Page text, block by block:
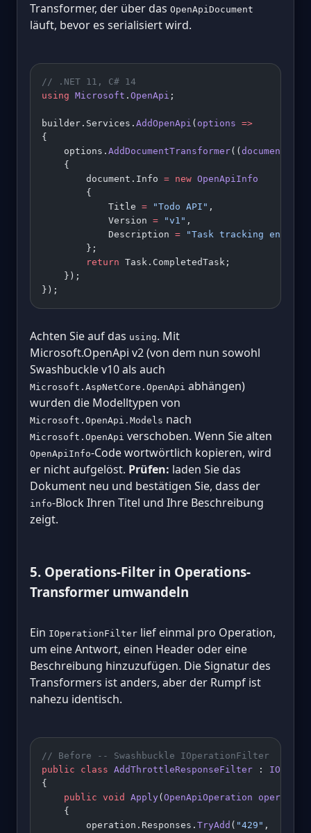
Transformer, der über das OpenApiDocument
läuft, bevor es serialisiert wird.
// .NET 11, C# 14
using Microsoft . OpenApi ;
builder.Services. AddOpenApi ( options =>
{
    options.
AddDocumentTransformer(( document
    {
        document.Info
= new OpenApiInfo
        {
            Title
= "Todo API" ,
            Version
= "v1" ,
            Description
= "Task tracking
        };
        return
Task.CompletedTask;
    });
});
Achten Sie auf das using. Mit
Microsoft.OpenApi v2 (von dem nun sowohl
Swashbuckle v10 als auch
Microsoft.AspNetCore.OpenApi abhängen)
wurden die Modelltypen von
Microsoft.OpenApi.Models nach
Microsoft.OpenApi verschoben. Wenn Sie alten
OpenApiInfo-Code wortwörtlich kopieren, wird
er nicht aufgelöst. Prüfen: laden Sie das
Dokument neu und bestätigen Sie, dass der
info-Block Ihren Titel und Ihre Beschreibung
zeigt.
5. Operations-Filter in Operations-
Transformer umwandeln
Ein IOperationFilter lief einmal pro Operation,
um eine Antwort, einen Header oder eine
Beschreibung hinzuzufügen. Die Signatur des
Transformers ist anders, aber der Rumpf ist
nahezu identisch.
// Before -- Swashbuckle IOperationFilter
public class AddThrottleResponseFilter :
{
    public
void Apply( OpenApiOperation operation
    {
        operation.Responses.
TryAdd ( "429" ,